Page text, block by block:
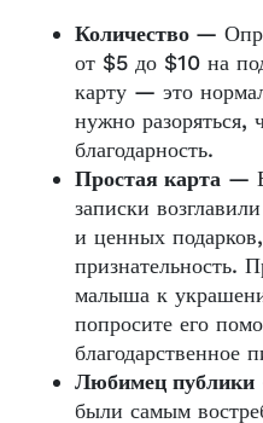
Количество —
от $5 до $10 на
карту — это
нужно разоряться,
благодарность.
Простая карта —
записки
и ценных
признательность.
малыша к
попросите его
благодарственное
Любимец публики
были самым